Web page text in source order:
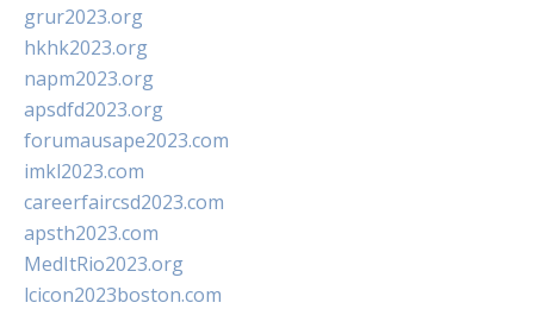
grur2023.org
hkhk2023.org
napm2023.org
apsdfd2023.org
forumausape2023.com
imkl2023.com
careerfaircsd2023.com
apsth2023.com
MedItRio2023.org
lcicon2023boston.com